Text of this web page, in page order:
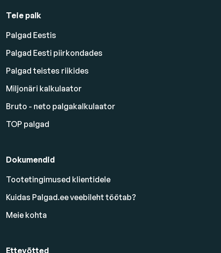
Teie palk
Palgad Eestis
Palgad Eesti piirkondades
Palgad teistes riikides
Miljonäri kalkulaator
Bruto - neto palgakalkulaator
TOP palgad
Dokumendid
Tootetingimused klientidele
Kuidas Palgad.ee veebileht töötab?
Meie kohta
Ettevõtted